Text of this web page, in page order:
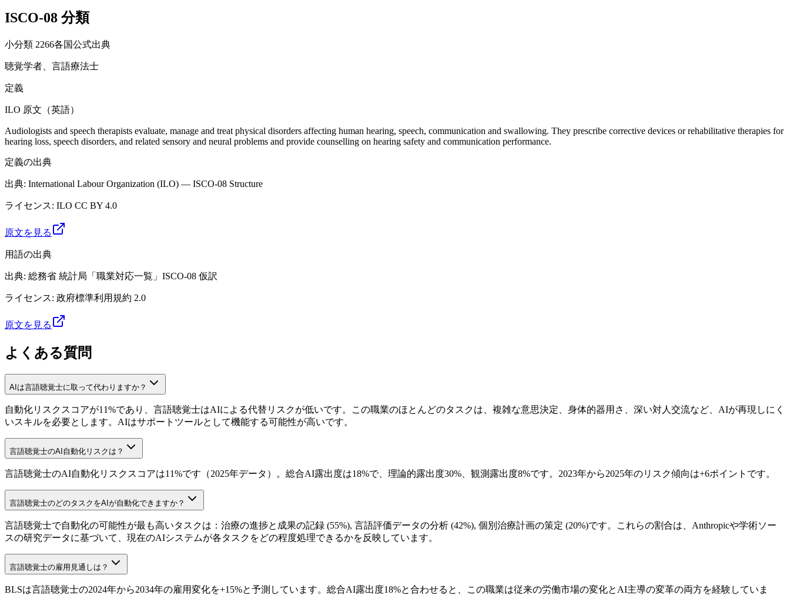
ISCO-08 分類
小分類 2266各国公式出典
聴覚学者、言語療法士
定義
ILO 原文（英語）
Audiologists and speech therapists evaluate, manage and treat physical disorders affecting human hearing, speech, communication and swallowing. They prescribe corrective devices or rehabilitative therapies for
hearing loss, speech disorders, and related sensory and neural problems and provide counselling on hearing safety and communication performance.
定義の出典
出典: International Labour Organization (ILO) — ISCO-08 Structure
ライセンス: ILO CC BY 4.0
原文を見る
用語の出典
出典: 総務省 統計局「職業対応一覧」ISCO-08 仮訳
ライセンス: 政府標準利用規約 2.0
原文を見る
よくある質問
AIは言語聴覚士に取って代わりますか？
自動化リスクスコアが11%であり、言語聴覚士はAIによる代替リスクが低いです。この職業のほとんどのタスクは、複雑な意思決定、身体的器用さ、深い対人交流など、AIが再現しにく
いスキルを必要とします。AIはサポートツールとして機能する可能性が高いです。
言語聴覚士のAI自動化リスクは？
言語聴覚士のAI自動化リスクスコアは11%です（2025年データ）。総合AI露出度は18%で、理論的露出度30%、観測露出度8%です。2023年から2025年のリスク傾向は+6ポイントです。
言語聴覚士のどのタスクをAIが自動化できますか？
言語聴覚士で自動化の可能性が最も高いタスクは：治療の進捗と成果の記録 (55%), 言語評価データの分析 (42%), 個別治療計画の策定 (20%)です。これらの割合は、Anthropicや学術ソー
スの研究データに基づいて、現在のAIシステムが各タスクをどの程度処理できるかを反映しています。
言語聴覚士の雇用見通しは？
BLSは言語聴覚士の2024年から2034年の雇用変化を+15%と予測しています。総合AI露出度18%と合わせると、この職業は従来の労働市場の変化とAI主導の変革の両方を経験していま